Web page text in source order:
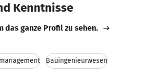
Kenntnisse
das ganze Profil zu sehen.
Bauingenieurwesen